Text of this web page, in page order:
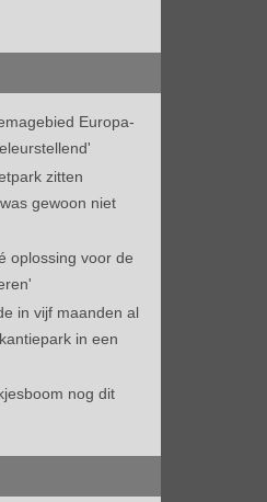
Europa-
zitten
gewoon niet
oplossing voor de
in vijf maanden al
in een
nog dit